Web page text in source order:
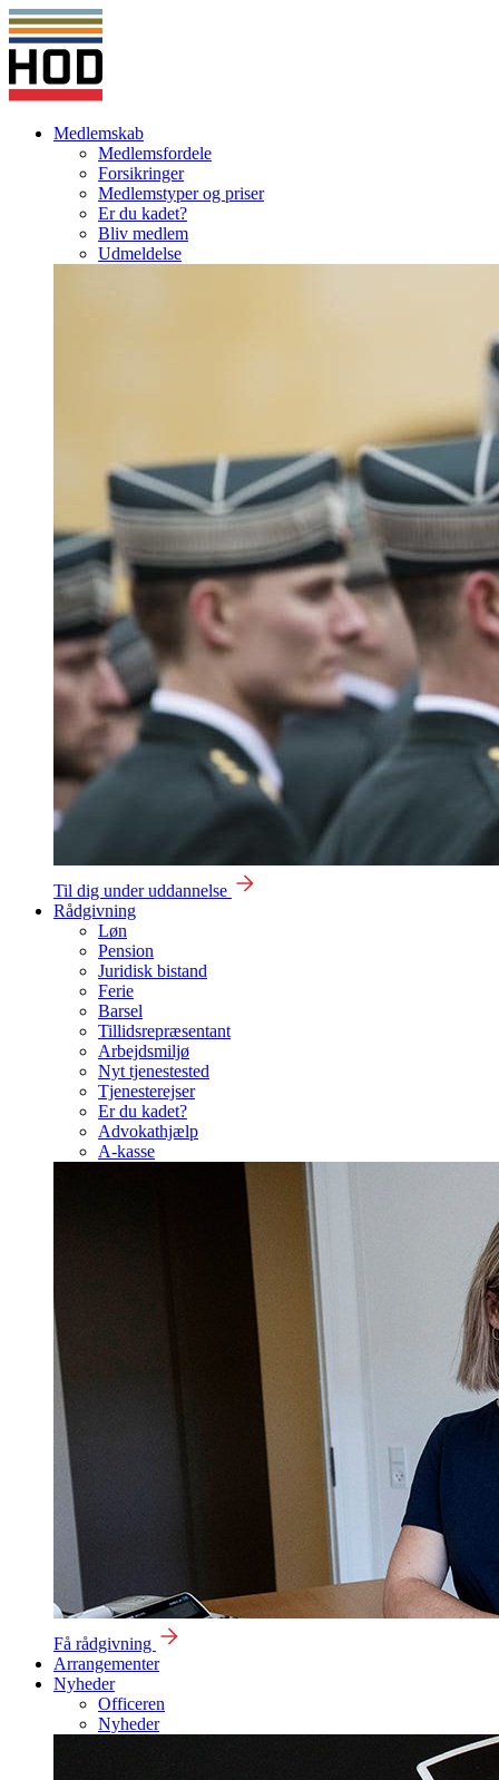
Medlemskab
Medlemsfordele
Forsikringer
Medlemstyper og priser
Er du kadet?
Bliv medlem
Udmeldelse
Til dig under uddannelse
Rådgivning
Løn
Pension
Juridisk bistand
Ferie
Barsel
Tillidsrepræsentant
Arbejdsmiljø
Nyt tjenestested
Tjenesterejser
Er du kadet?
Advokathjælp
A-kasse
Få rådgivning
Arrangementer
Nyheder
Officeren
Nyheder